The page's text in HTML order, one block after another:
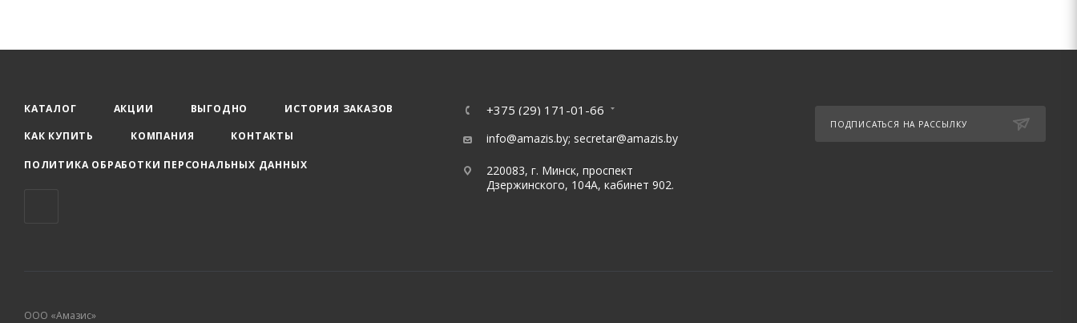
КАТАЛОГ АКЦИИ ВЫГОДНО
ИСТОРИЯ ЗАКАЗОВ
КАК КУПИТЬ
КОМПАНИЯ КОНТАКТЫ
ПОЛИТИКА ОБРАБОТКИ ПЕРСОНАЛЬНЫХ ДАННЫХ
+375 (29) 171-01-66
info@amazis.by; secretar@amazis.by
220083, г. Минск, проспект
Дзержинского, 104А, кабинет 902.
ПОДПИСАТЬСЯ НА РАССЫЛКУ
ООО «Амазис»